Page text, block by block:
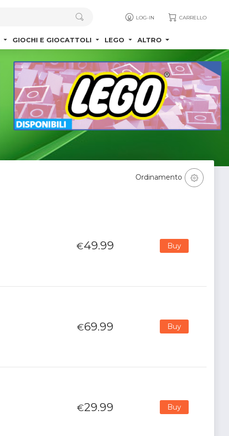
LOG-IN CARRELLO
GIOCHI E GIOCATTOLI LEGO ALTRO
Ordinamento
€49.99 Buy
€69.99 Buy
€29.99 Buy